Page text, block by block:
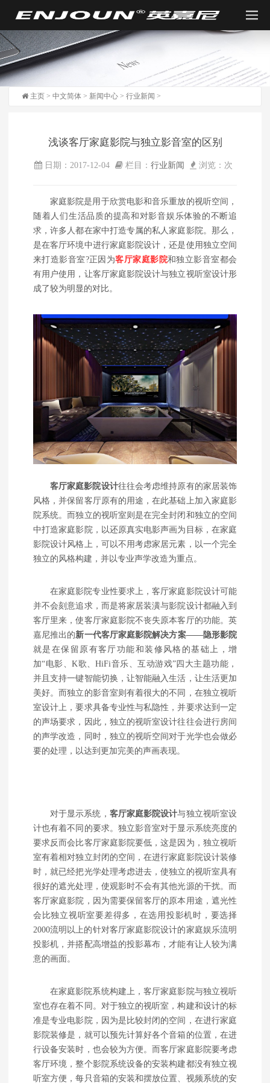
主页 > 中文简体 > 新闻中心 > 行业新闻 >
浅谈客厅家庭影院与独立影音室的区别
日期：2017-12-04 栏目： 行业新闻 浏览： 次
家庭影院是用于欣赏电影和音乐重放的视听空间，
随着人们生活品质的提高和对影音娱乐体验的不断追
求，许多人都在家中打造专属的私人家庭影院。那么，
是在客厅环境中进行家庭影院设计，还是使用独立空间
来打造影音室?正因为客厅家庭影院和独立影音室都会
有用户使用，让客厅家庭影院设计与独立视听室设计形
成了较为明显的对比。
客厅家庭影院设计往往会考虑维持原有的家居装饰
风格，并保留客厅原有的用途，在此基础上加入家庭影
院系统。而独立的视听室则是在完全封闭和独立的空间
中打造家庭影院，以还原真实电影声画为目标，在家庭
影院设计风格上，可以不用考虑家居元素，以一个完全
独立的风格构建，并以专业声学改造为重点。
在家庭影院专业性要求上，客厅家庭影院设计可能
并不会刻意追求，而是将家居装潢与影院设计都融入到
客厅里来，使客厅家庭影院不丧失原本客厅的功能。英
嘉尼推出的新一代客厅家庭影院解决方案——隐形影院
就是在保留原有客厅功能和装修风格的基础上，增
加“电影、K歌、HiFi音乐、互动游戏”四大主题功能，
并且支持一键智能切换，让智能融入生活，让生活更加
美好。而独立的影音室则有着很大的不同，在独立视听
室设计上，要求具备专业性与私隐性，并要求达到一定
的声场要求，因此，独立的视听室设计往往会进行房间
的声学改造，同时，独立的视听空间对于光学也会做必
要的处理，以达到更加完美的声画表现。
对于显示系统， 客厅家庭影院设计与独立视听室设
计也有着不同的要求。独立影音室对于显示系统亮度的
要求反而会比客厅家庭影院要低，这是因为，独立视听
室有着相对独立封闭的空间，在进行家庭影院设计装修
时，就已经把光学处理考虑进去，使独立的视听室具有
很好的遮光处理，使观影时不会有其他光源的干扰。而
客厅家庭影院，因为需要保留客厅的原本用途，遮光性
会比独立视听室要差得多，在选用投影机时，要选择
2000流明以上的针对客厅家庭影院设计的家庭娱乐流明
投影机，并搭配高增益的投影幕布，才能有让人较为满
意的画面。
在家庭影院系统构建上，客厅家庭影院与独立视听
室也存在着不同。对于独立的视听室，构建和设计的标
准是专业电影院，因为是比较封闭的空间，在进行家庭
影院装修是，就可以预先计算好各个音箱的位置，在进
行设备安装时，也会较为方便。而客厅家庭影院要考虑
客厅环境，整个影院系统设备的安装构建都没有独立视
听室方便，每只音箱的安装和摆放位置、视频系统的安